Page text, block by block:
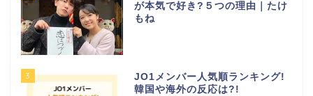
が本気で好き?５つの理由｜たけ
もね
3
JO1メンバー人気順ランキング!
韓国や海外の反応は?!